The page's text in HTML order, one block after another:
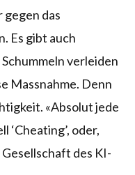
das
Es gibt auch
verleiden
Massnahme. Denn
«Absolut jede
‘Cheating’, oder,
des KI-